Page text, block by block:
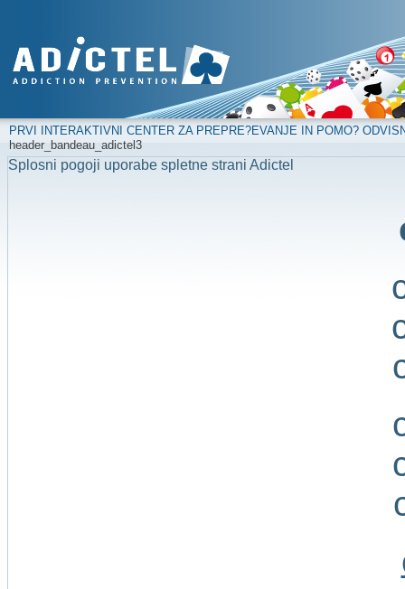
PRVI INTERAKTIVNI CENTER ZA PREPRE?EVANJE IN POMO?
header_bandeau_adictel3
Splosni pogoji uporabe spletne strani Adictel